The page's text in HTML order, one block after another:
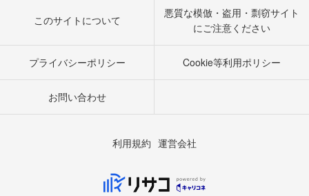
このサイトについて
悪質な模倣・盗用・剽窃サイト
にご注意ください
プライバシーポリシー Cookie等利用ポリシー
お問い合わせ
利用規約 運営会社